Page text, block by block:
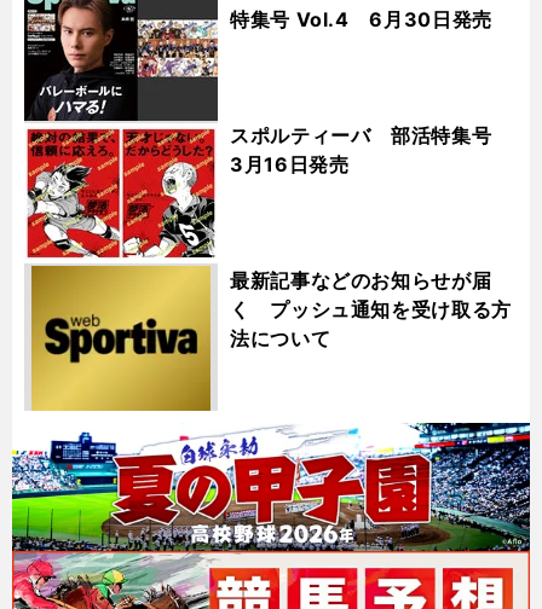
特集号 Vol.4 6月30日発売
スポルティーバ 部活特集号
3月16日発売
最新記事などのお知らせが届
く プッシュ通知を受け取る方
法について